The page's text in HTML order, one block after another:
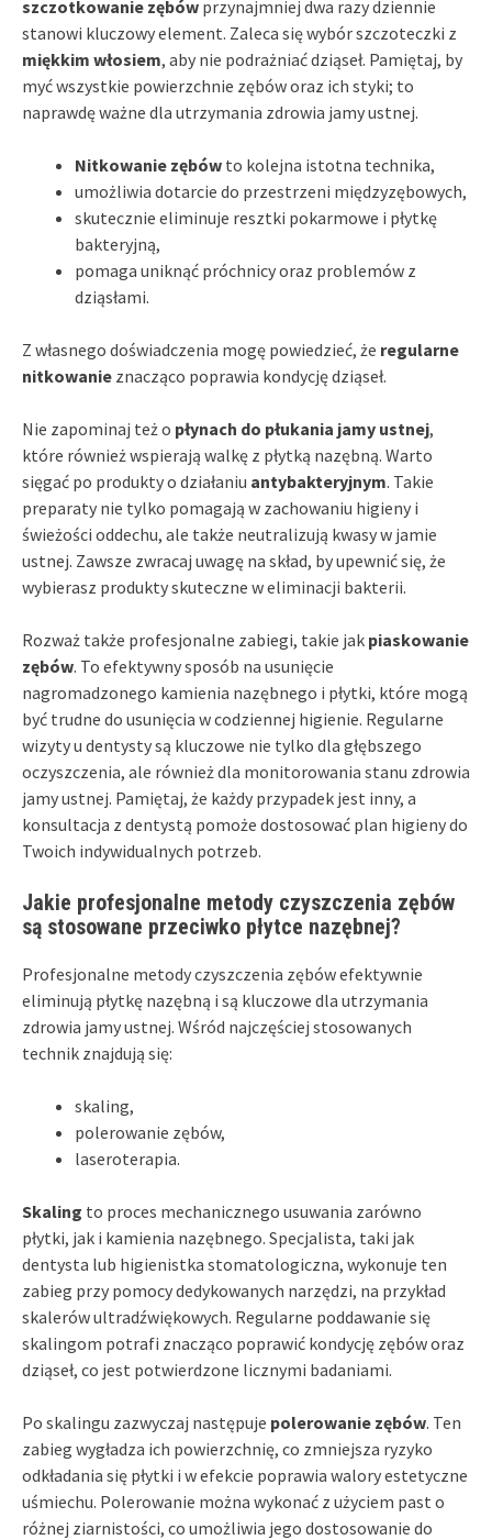
szczotkowanie zębów przynajmniej dwa razy dziennie
stanowi kluczowy element. Zaleca się wybór szczoteczki z
miękkim włosiem, aby nie podrażniać dziąseł. Pamiętaj, by
myć wszystkie powierzchnie zębów oraz ich styki; to
naprawdę ważne dla utrzymania zdrowia jamy ustnej.
Nitkowanie zębów to kolejna istotna technika,
umożliwia dotarcie do przestrzeni międzyzębowych,
skutecznie eliminuje resztki pokarmowe i płytkę
bakteryjną,
pomaga uniknąć próchnicy oraz problemów z
dziąsłami.
Z własnego doświadczenia mogę powiedzieć, że regularne
nitkowanie znacząco poprawia kondycję dziąseł.
Nie zapominaj też o płynach do płukania jamy ustnej,
które również wspierają walkę z płytką nazębną. Warto
sięgać po produkty o działaniu antybakteryjnym. Takie
preparaty nie tylko pomagają w zachowaniu higieny i
świeżości oddechu, ale także neutralizują kwasy w jamie
ustnej. Zawsze zwracaj uwagę na skład, by upewnić się, że
wybierasz produkty skuteczne w eliminacji bakterii.
Rozważ także profesjonalne zabiegi, takie jak piaskowanie
zębów. To efektywny sposób na usunięcie
nagromadzonego kamienia nazębnego i płytki, które mogą
być trudne do usunięcia w codziennej higienie. Regularne
wizyty u dentysty są kluczowe nie tylko dla głębszego
oczyszczenia, ale również dla monitorowania stanu zdrowia
jamy ustnej. Pamiętaj, że każdy przypadek jest inny, a
konsultacja z dentystą pomoże dostosować plan higieny do
Twoich indywidualnych potrzeb.
Jakie profesjonalne metody czyszczenia zębów
są stosowane przeciwko płytce nazębnej?
Profesjonalne metody czyszczenia zębów efektywnie
eliminują płytkę nazębną i są kluczowe dla utrzymania
zdrowia jamy ustnej. Wśród najczęściej stosowanych
technik znajdują się:
skaling,
polerowanie zębów,
laseroterapia.
Skaling to proces mechanicznego usuwania zarówno
płytki, jak i kamienia nazębnego. Specjalista, taki jak
dentysta lub higienistka stomatologiczna, wykonuje ten
zabieg przy pomocy dedykowanych narzędzi, na przykład
skalerów ultradźwiękowych. Regularne poddawanie się
skalingom potrafi znacząco poprawić kondycję zębów oraz
dziąseł, co jest potwierdzone licznymi badaniami.
Po skalingu zazwyczaj następuje polerowanie zębów. Ten
zabieg wygładza ich powierzchnię, co zmniejsza ryzyko
odkładania się płytki i w efekcie poprawia walory estetyczne
uśmiechu. Polerowanie można wykonać z użyciem past o
różnej ziarnistości, co umożliwia jego dostosowanie do